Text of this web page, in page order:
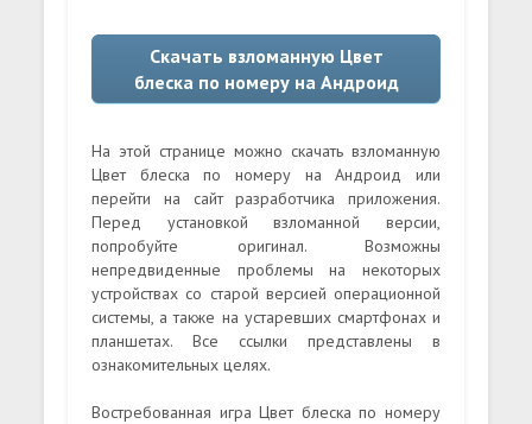
Скачать взломанную Цвет
блеска по номеру на Андроид
На этой странице можно скачать взломанную
Цвет блеска по номеру на Андроид или
перейти на сайт разработчика приложения.
Перед установкой взломанной версии,
попробуйте оригинал. Возможны
непредвиденные проблемы на некоторых
устройствах со старой версией операционной
системы, а также на устаревших смартфонах и
планшетах. Все ссылки представлены в
ознакомительных целях.
Востребованная игра Цвет блеска по номеру